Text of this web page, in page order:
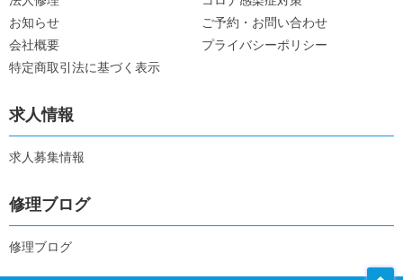
お知らせ
ご予約・お問い合わせ
会社概要
プライバシーポリシー
特定商取引法に基づく表示
求人情報
求人募集情報
修理ブログ
修理ブログ